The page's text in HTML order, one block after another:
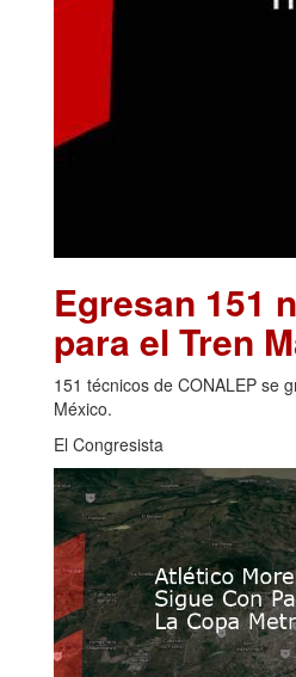
Egresan 151
para el Tren
151 técnicos de CONALEP se
México.
El Congresista